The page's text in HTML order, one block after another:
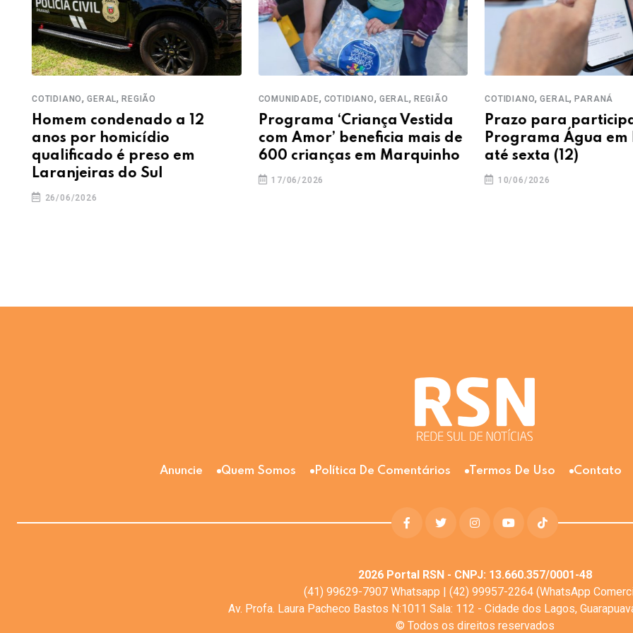
COTIDIANO,GERAL,REGIÃO
Homem condenado a 12
anos por homicídio
qualificado é preso em
Laranjeiras do Sul
26/06/2026
COMUNIDADE,COTIDIANO,GERAL,REGIÃO
Programa ‘Criança Vestida
com Amor’ beneficia mais de
600 crianças em Marquinho
17/06/2026
COTIDIANO,GERAL,PARANÁ
Prazo para participar
Programa Água em
até sexta (12)
10/06/2026
Anuncie Quem Somos Política De Comentários Termos De Uso Contato
2026Portal RSN - CNPJ: 13.660.357/0001-48
(41) 99629-7907 Whatsapp | (42) 99957-2264 (WhatsApp
Av. Profa. Laura Pacheco Bastos N:1011 Sala: 112 - Cidade dos Lagos,
© Todos os direitos reservados